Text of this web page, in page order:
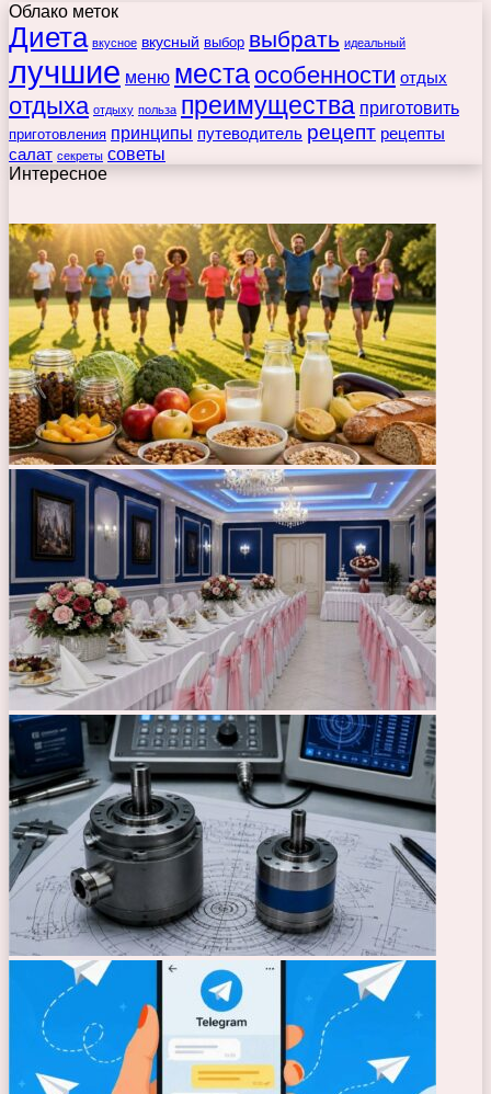
Облако меток
Диета вкусное вкусный выбор выбрать идеальный
лучшие меню места особенности отдых
отдыха отдыху польза преимущества приготовить
приготовления принципы путеводитель рецепт рецепты
салат секреты советы
Интересное